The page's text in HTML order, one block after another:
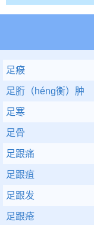
足瘊
足胻（héng衡）肿
足寒
足骨
足跟痛
足跟疽
足跟发
足跟疮